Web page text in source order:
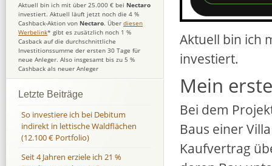
Aktuell bin ich
investiert.
Mein
Bei dem
Baus einer
Kaufvertrag
Aktuell bin ich mit über 25.000 € bei Nectaro
investiert. Aktuell läuft jetzt noch die 4 %
Cashback-Aktion von Nectaro. Über diesen
Werbelink* gibt es zusätzlich noch 1 %
Casback auf die durchschnittliche
Investitionssumme der ersten 30 Tage für
neue Anleger. Also insgesamt bis zu 5 %
Cashback als neuer Anleger
Letzte Beiträge
So investiere ich bei Debitum
indirekt in lettische Waldflächen
(12.100 € Portfolio)
Seit 4 Jahren erziele ich 21 %